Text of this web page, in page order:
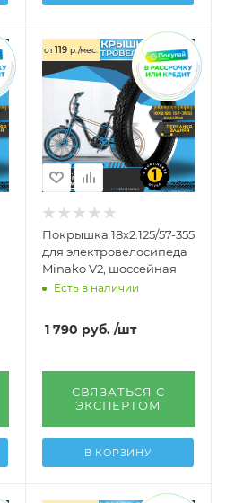
от119 р./мес.
Покрышка 18x2.125/57-355
для электровелосипеда
Minako V2, шоссейная
Есть в наличии
1 790 руб. /шт
СВЯЗАТЬСЯ С
ЭКСПЕРТОМ
В КОРЗИНУ